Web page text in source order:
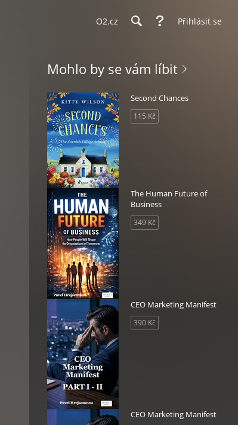
O2.cz Přihlásit se
Mohlo by se vám líbit
Second Chances
115 Kč
The Human Future of
Business
349 Kč
CEO Marketing Manifest
390 Kč
CEO Marketing Manifest